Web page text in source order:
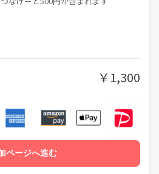
スク対応費用に当てさせていただきま
旅が好きで今後旅をしたい人も歓迎で
か？
￥1,300
ページへ進む